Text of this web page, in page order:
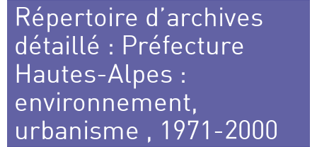
Répertoire d’archives
détaillé : Préfecture
Hautes-Alpes :
environnement,
urbanisme , 1971-2000